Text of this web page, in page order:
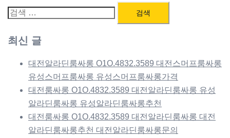
검
최신 글
대전알라딘룸싸롱 O1O.4832.3589 대전스머프룸싸롱
유성스머프룸싸롱 유성스머프룸싸롱가격
대전룸싸롱 O1O.4832.3589 대전알라딘룸싸롱 유성
알라딘룸싸롱 유성알라딘룸싸롱추천
대전룸싸롱 O1O.4832.3589 대전알라딘룸싸롱 대전
알라딘룸싸롱추천 대전알라딘룸싸롱문의